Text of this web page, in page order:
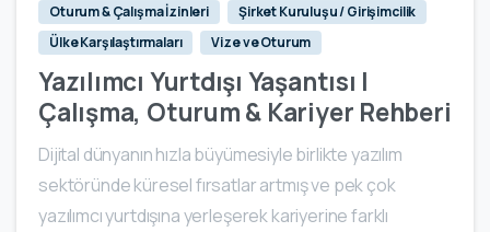
Oturum & Çalışma İzinleri
Şirket Kuruluşu / Girişimcilik
Ülke Karşılaştırmaları
Vize ve Oturum
Yazılımcı Yurtdışı Yaşantısı |
Çalışma, Oturum & Kariyer Rehberi
Dijital dünyanın hızla büyümesiyle birlikte yazılım
sektöründe küresel fırsatlar artmış ve pek çok
yazılımcı yurtdışına yerleşerek kariyerine farklı